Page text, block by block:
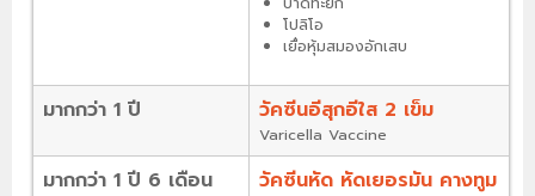
โปลิโอ
เยื่อหุ้มสมองอักเสบ
มากกว่า 1 ปี วัคซีนอีสุกอีใส 2 เข็ม
Varicella Vaccine
มากกว่า 1 ปี 6 เดือน
วัคซีนหัด หัดเยอรมัน คางทูม